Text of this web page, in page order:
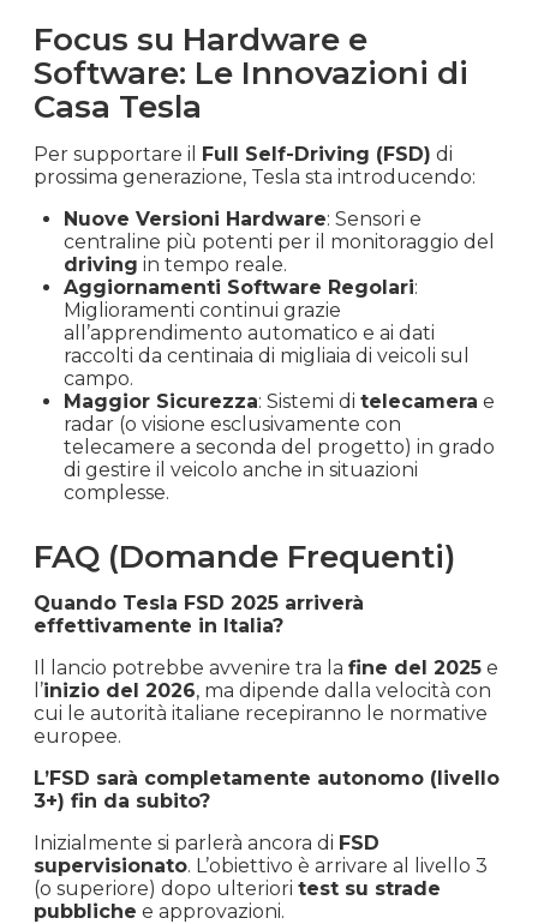
Focus su Hardware e
Software: Le Innovazioni di
Casa Tesla
Per supportare il Full Self-Driving (FSD) di
prossima generazione, Tesla sta introducendo:
Nuove Versioni Hardware: Sensori e
centraline più potenti per il monitoraggio del
driving in tempo reale.
Aggiornamenti Software Regolari:
Miglioramenti continui grazie
all’apprendimento automatico e ai dati
raccolti da centinaia di migliaia di veicoli sul
campo.
Maggior Sicurezza: Sistemi di telecamera e
radar (o visione esclusivamente con
telecamere a seconda del progetto) in grado
di gestire il veicolo anche in situazioni
complesse.
FAQ (Domande Frequenti)
Quando Tesla FSD 2025 arriverà
effettivamente in Italia?
Il lancio potrebbe avvenire tra la fine del 2025 e
l’inizio del 2026, ma dipende dalla velocità con
cui le autorità italiane recepiranno le normative
europee.
L’FSD sarà completamente autonomo (livello
3+) fin da subito?
Inizialmente si parlerà ancora di FSD
supervisionato. L’obiettivo è arrivare al livello 3
(o superiore) dopo ulteriori test su strade
pubbliche e approvazioni.